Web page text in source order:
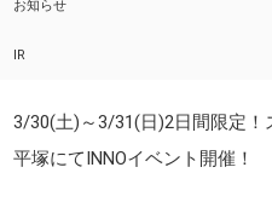
お知らせ
IR
3/30(土)～3/31(日)2日間限定
平塚にてINNOイベント開催！